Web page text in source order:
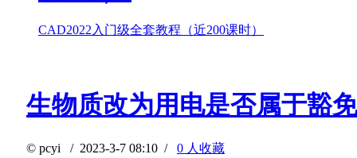
CAD2022入门级全套教程（近200课时）
生物质改为用电是否属于豁
© pcyi / 2023-3-7 08:10 / 0 人收藏